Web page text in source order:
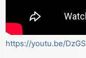
https://youtu.be/